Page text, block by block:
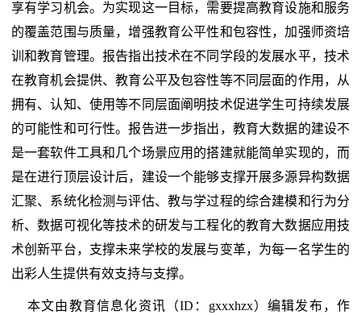
享有学习机会。为实现这一目标，需要提高教育设施和服务
的覆盖范围与质量，增强教育公平性和包容性，加强师资培
训和教育管理。报告指出技术在不同学段的发展水平，技术
在教育机会提供、教育公平及包容性等不同层面的作用，从
拥有、认知、使用等不同层面阐明技术促进学生可持续发展
的可能性和可行性。报告进一步指出，教育大数据的建设不
是一套软件工具和几个场景应用的搭建就能简单实现的，而
是在进行顶层设计后，建设一个能够支撑开展多源异构数据
汇聚、系统化检测与评估、教与学过程的综合建模和行为分
析、数据可视化等技术的研发与工程化的教育大数据应用技
术创新平台，支撑未来学校的发展与变革，为每一名学生的
出彩人生提供有效支持与支撑。
本文由教育信息化资讯（ID：gxxxhzx）编辑发布，作